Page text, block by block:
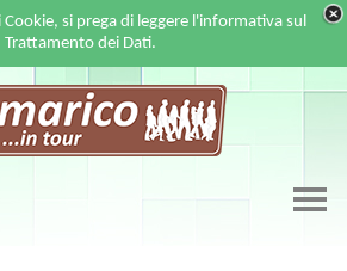
si prega di leggere l'informativa sul
Trattamento dei Dati.